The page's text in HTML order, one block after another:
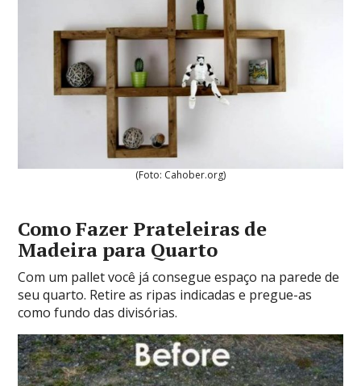
(Foto: Cahober.org)
Como Fazer Prateleiras de
Madeira para Quarto
Com um pallet você já consegue espaço na parede de
seu quarto. Retire as ripas indicadas e pregue-as
como fundo das divisórias.